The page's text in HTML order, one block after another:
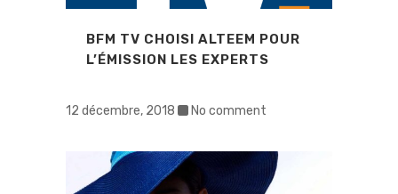
BFM TV CHOISI ALTEEM POUR
L’ÉMISSION LES EXPERTS
12 décembre, 2018 No comment